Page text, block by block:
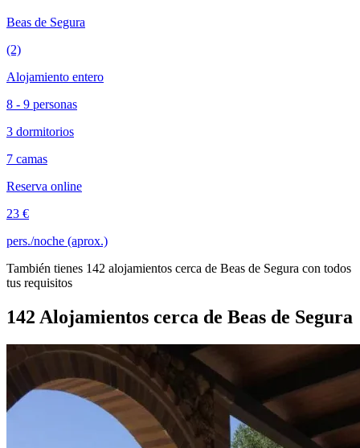
Beas de Segura
(2)
Alojamiento entero
8 - 9 personas
3 dormitorios
7 camas
Reserva online
23 €
pers./noche (aprox.)
También tienes 142 alojamientos cerca de Beas de Segura con todos
tus requisitos
142 Alojamientos cerca de Beas de Segura